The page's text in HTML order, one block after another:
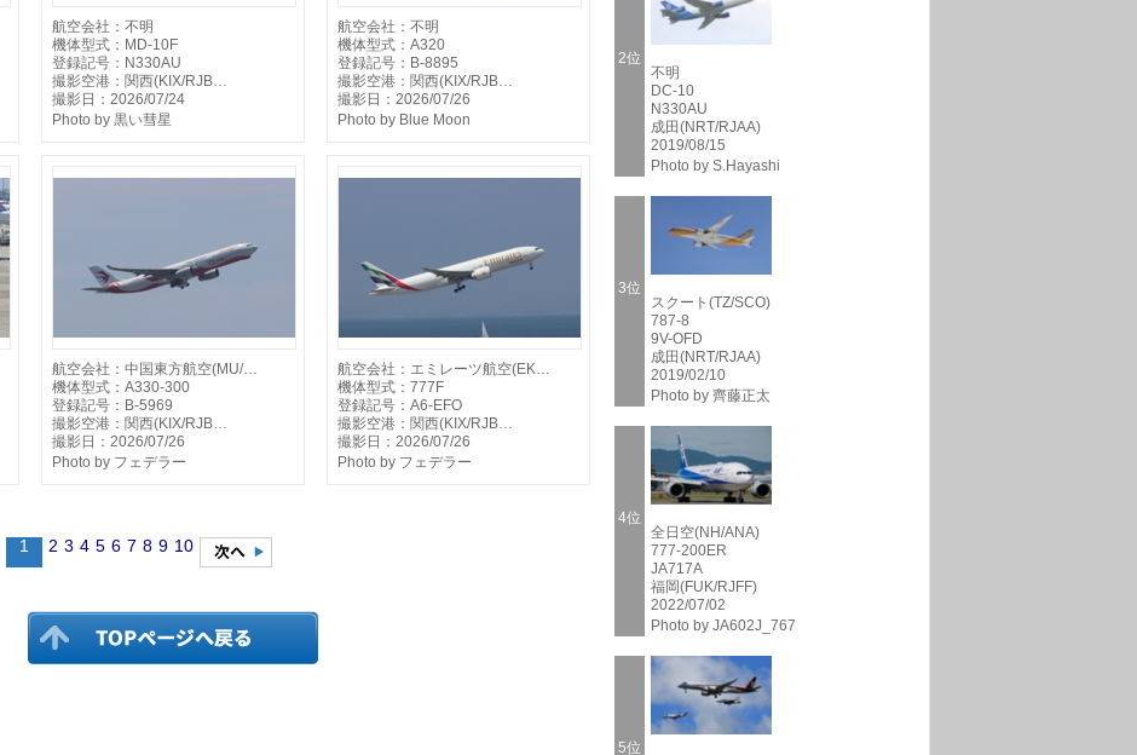
航空会社：不明
機体型式：MD-10F
登録記号：N330AU
撮影空港：関西(KIX/RJB…
撮影日：2026/07/24
Photo by 黒い彗星
航空会社：不明
機体型式：A320
登録記号：B-8895
撮影空港：関西(KIX/RJB…
撮影日：2026/07/26
Photo by Blue Moon
航空会社：中国東方航空(MU/…
機体型式：A330-300
登録記号：B-5969
撮影空港：関西(KIX/RJB…
撮影日：2026/07/26
Photo by フェデラー
航空会社：エミレーツ航空(EK…
機体型式：777F
登録記号：A6-EFO
撮影空港：関西(KIX/RJB…
撮影日：2026/07/26
Photo by フェデラー
1 2 3 4 5 6 7 8 9 10
2位
不明
DC-10
N330AU
成田(NRT/RJAA)
2019/08/15
Photo by S.Hayashi
3位
スクート(TZ/SCO)
787-8
9V-OFD
成田(NRT/RJAA)
2019/02/10
Photo by 齊藤正太
4位
全日空(NH/ANA)
777-200ER
JA717A
福岡(FUK/RJFF)
2022/07/02
Photo by JA602J_767
5位